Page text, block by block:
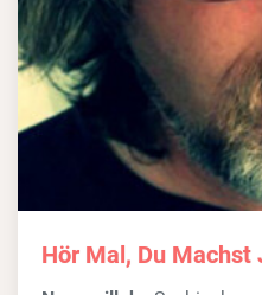
Hör Mal, Du Machst